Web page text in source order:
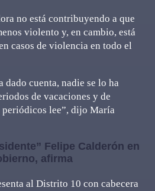
no está contribuyendo a que
violento y, en cambio, está
casos de violencia en todo el
dado cuenta, nadie se lo ha
de vacaciones y de
lee”, dijo María
Felipe Calderón en
afirma
al Distrito 10 con cabecera